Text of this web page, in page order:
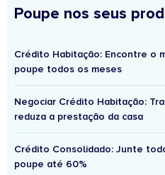
Poupe nos seus
Crédito Habitação: Encontre o
poupe todos os meses
Negociar Crédito Habitação:
reduza a prestação da casa
Crédito Consolidado: Junte
poupe até 60%